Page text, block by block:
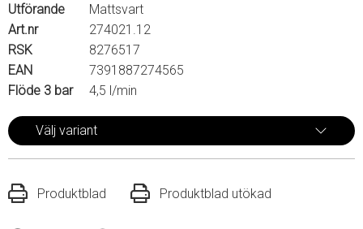
Utförande
Mattsvart
Art.nr
274021.12
RSK
8276517
EAN
7391887274565
Flöde 3 bar
4,5 l/min
Välj variant
Produktblad Produktblad utökad